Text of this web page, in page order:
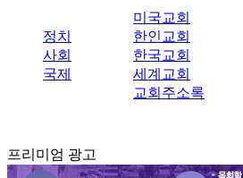
정치
사회
국제
미국교회
한인교회
한국교회
세계교회
교회주소록
프리미엄 광고